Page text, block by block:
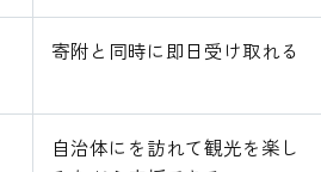
寄附と同時に即日受け取れる
自治体にを訪れて観光を楽し